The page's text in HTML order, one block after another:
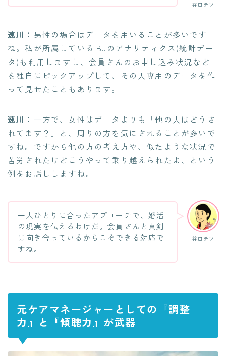
谷口テツ
速川： 男性の場合はデータを用いることが多いです
ね。私が所属しているIBJのアナリティクス(統計デー
タ)も利用しますし、会員さんのお申し込み状況など
を独自にピックアップして、その人専用のデータを作
って見せたこともあります。
速川： 一方で、女性はデータよりも「他の人はどうさ
れてます？」と、周りの方を気にされることが多いで
すね。ですから他の方の考え方や、似たような状況で
苦労されたけどこうやって乗り越えられたよ、という
例をお話ししますね。
谷口テツ
一人ひとりに合ったアプローチで、婚活
の現実を伝えるわけだ。会員さんと真剣
に向き合っているからこそできる対応で
すね。
元ケアマネージャーとしての『調整
力』と『傾聴力』が武器